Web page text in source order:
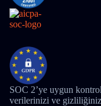
SOC 2’ye uygun
verilerinizi ve